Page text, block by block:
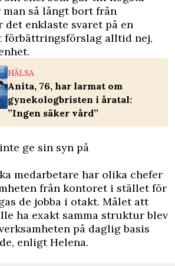
man så långt bort från
det enklaste svaret på en
förbättringsförslag alltid nej,
HÄLSA
Anita, 76, har larmat om
gynekologbristen i åratal:
”Ingen säker vård”
ge sin syn på
medarbetare har olika chefer
från kontoret i stället för
de jobba i otakt. Målet att
ha exakt samma struktur blev
på daglig basis
enligt Helena.